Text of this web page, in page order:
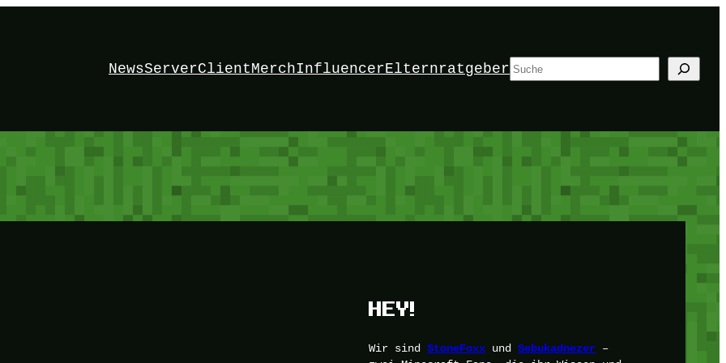
NewsServerClientMerchInfluencerElternratgeber Suchen
HEY!
Wir sindStoneFoxx undSebukadnezer –